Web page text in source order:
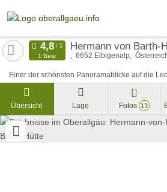
Hermann von Barth-
6652 Elbigenalp
Einer der schönsten Panoramablicke auf die
1 Bew.
Übersicht Lage Fotos 13